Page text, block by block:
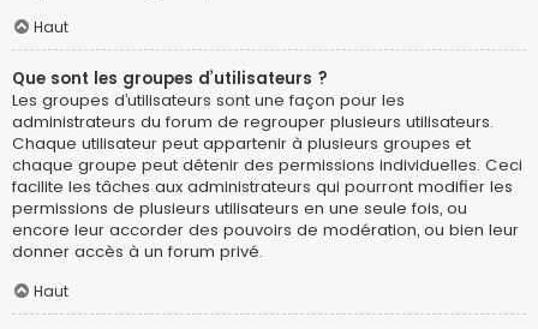
Haut
Que sont les groupes d’utilisateurs ?
Les groupes d’utilisateurs sont une façon pour les
administrateurs du forum de regrouper plusieurs utilisateurs.
Chaque utilisateur peut appartenir à plusieurs groupes et
chaque groupe peut détenir des permissions individuelles. Ceci
facilite les tâches aux administrateurs qui pourront modifier les
permissions de plusieurs utilisateurs en une seule fois, ou
encore leur accorder des pouvoirs de modération, ou bien leur
donner accès à un forum privé.
Haut